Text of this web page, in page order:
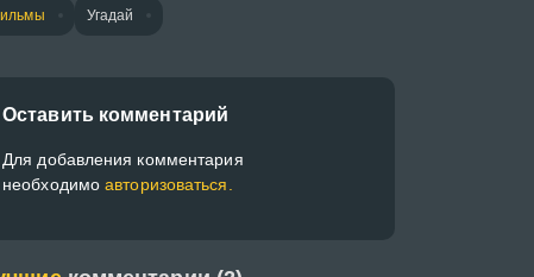
Угадай
Оставить комментарий
Для добавления комментария
необходимоавторизоваться.